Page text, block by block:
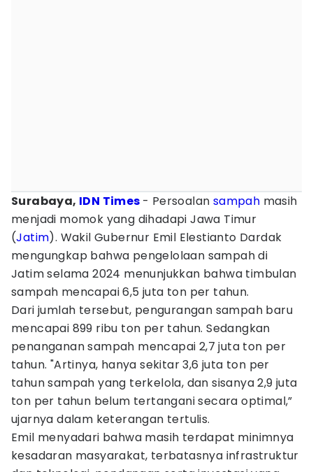
Surabaya, IDN Times - Persoalan sampah masih
menjadi momok yang dihadapi Jawa Timur
(Jatim). Wakil Gubernur Emil Elestianto Dardak
mengungkap bahwa pengelolaan sampah di
Jatim selama 2024 menunjukkan bahwa timbulan
sampah mencapai 6,5 juta ton per tahun.
Dari jumlah tersebut, pengurangan sampah baru
mencapai 899 ribu ton per tahun. Sedangkan
penanganan sampah mencapai 2,7 juta ton per
tahun. "Artinya, hanya sekitar 3,6 juta ton per
tahun sampah yang terkelola, dan sisanya 2,9 juta
ton per tahun belum tertangani secara optimal,”
ujarnya dalam keterangan tertulis.
Emil menyadari bahwa masih terdapat minimnya
kesadaran masyarakat, terbatasnya infrastruktur